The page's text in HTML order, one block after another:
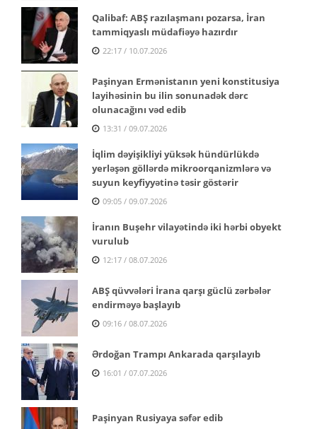
Qalibaf: ABŞ razılaşmanı pozarsa, İran
tammiqyaslı müdafiəyə hazırdır
22:17 / 10.07.2026
Paşinyan Ermənistanın yeni konstitusiya
layihəsinin bu ilin sonunadək dərc
olunacağını vəd edib
13:31 / 09.07.2026
İqlim dəyişikliyi yüksək hündürlükdə
yerləşən göllərdə mikroorqanizmlərə və
suyun keyfiyyətinə təsir göstərir
09:05 / 09.07.2026
İranın Buşehr vilayətində iki hərbi obyekt
vurulub
12:17 / 08.07.2026
ABŞ qüvvələri İrana qarşı güclü zərbələr
endirməyə başlayıb
09:16 / 08.07.2026
Ərdoğan Trampı Ankarada qarşılayıb
16:01 / 07.07.2026
Paşinyan Rusiyaya səfər edib